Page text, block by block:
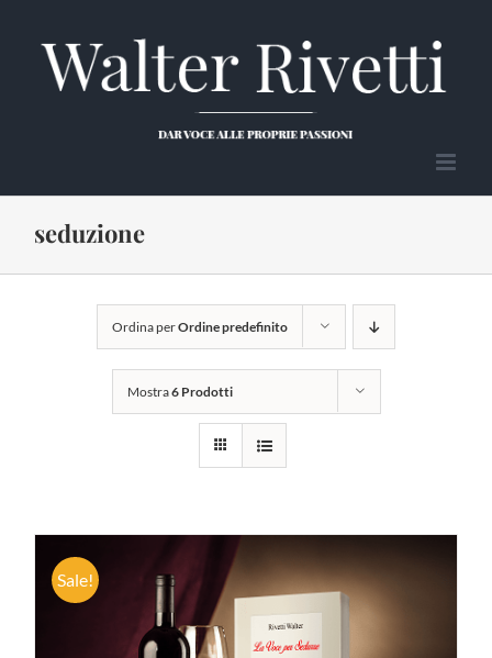
contenuto
seduzione
Ordina perOrdine predefinito
Mostra6 Prodotti
Sale!